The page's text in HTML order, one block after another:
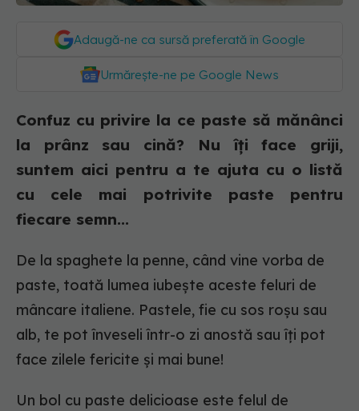
Adaugă-ne ca sursă preferată în Google
Urmărește-ne pe Google News
Confuz cu privire la ce paste să mănânci
la prânz sau cină? Nu îți face griji,
suntem aici pentru a te ajuta cu o listă
cu cele mai potrivite paste pentru
fiecare semn...
De la spaghete la penne, când vine vorba de
paste, toată lumea iubește aceste feluri de
mâncare italiene. Pastele, fie cu sos roșu sau
alb, te pot înveseli într-o zi anostă sau îți pot
face zilele fericite și mai bune!
Un bol cu paste delicioase este felul de